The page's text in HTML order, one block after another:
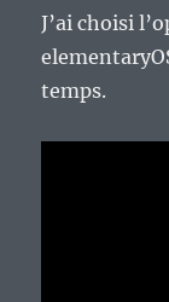
J’ai choisi
temps.